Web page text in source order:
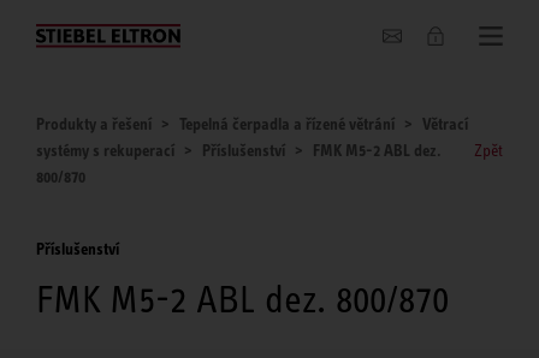
O nás
Produkty a řešení Tepelná čerpadla a řízené větrání
Větrací
systémy s rekuperací
Příslušenství
FMK M5-2 ABL dez.
800/870
Zpět
Příslušenství
FMK M5-2 ABL dez. 800/870